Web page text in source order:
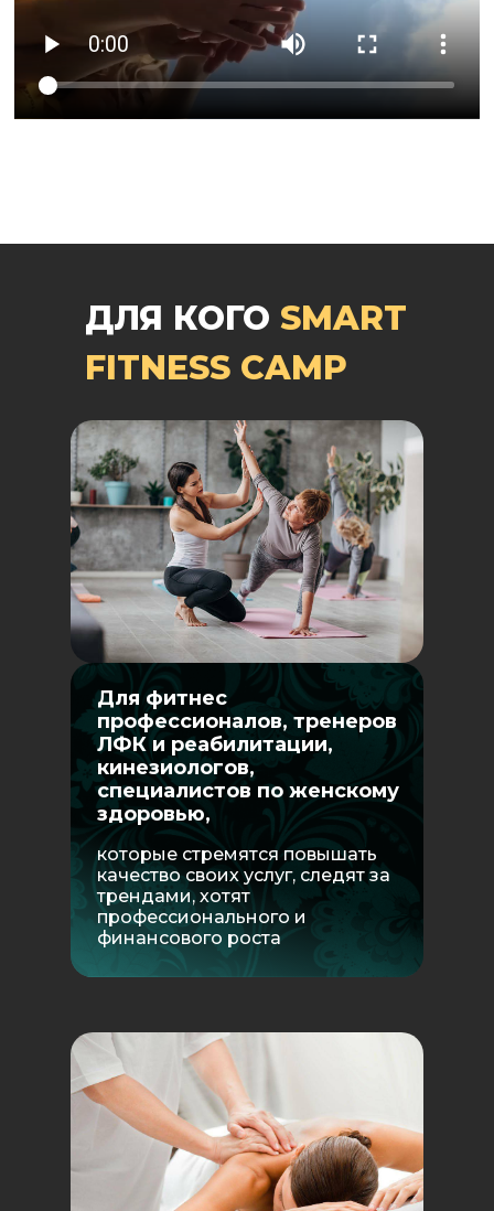
ДЛЯ КОГО SMART
FITNESS CAMP
которые стремятся повышать
качество своих услуг, следят за
трендами, хотят
профессионального и
финансового роста
Для фитнес
профессионалов, тренеров
ЛФК и реабилитации,
кинезиологов,
специалистов по женскому
здоровью,